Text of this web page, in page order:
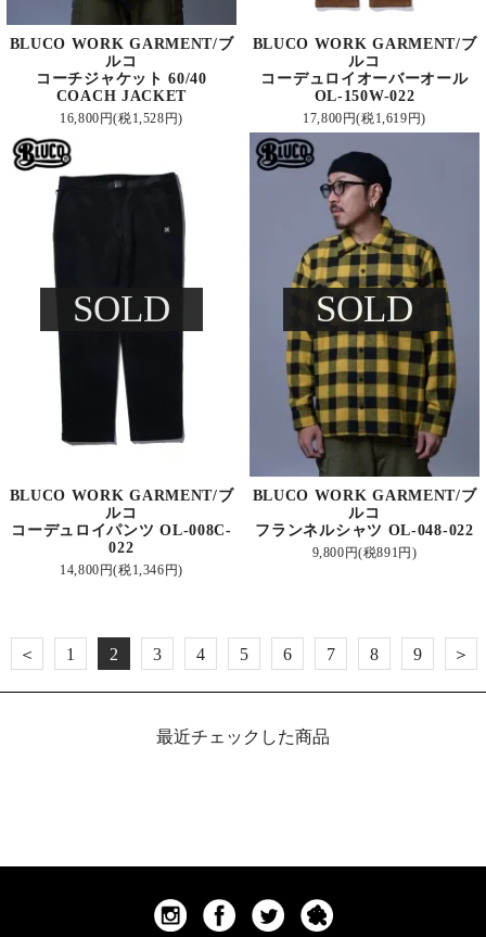
BLUCO WORK GARMENT/ブ
ルコ
コーチジャケット 60/40
COACH JACKET
16,800円(税1,528円)
BLUCO WORK GARMENT/ブ
ルコ
コーデュロイオーバーオール
OL-150W-022
17,800円(税1,619円)
SOLD
BLUCO WORK GARMENT/ブ
ルコ
コーデュロイパンツ OL-008C-
022
14,800円(税1,346円)
SOLD
BLUCO WORK GARMENT/ブ
ルコ
フランネルシャツ OL-048-022
9,800円(税891円)
＜ 1 2 3 4 5 6 7 8 9 ＞
最近チェックした商品